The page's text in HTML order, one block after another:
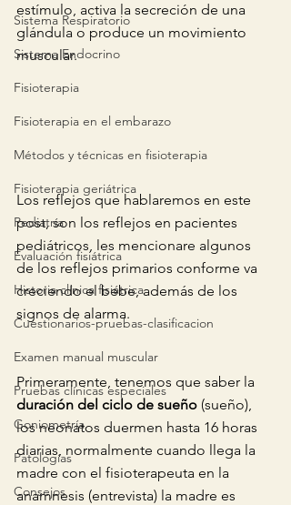
Sistema Respiratorio
Sistema Endocrino
Fisioterapia
Fisioterapia en el embarazo
Métodos y técnicas en fisioterapia
Fisioterapia geriátrica
Pediatría
Evaluación fisiátrica
Historia clínica fisiátrica
Cuestionarios-pruebas-clasificacion
Examen manual muscular
Pruebas clínicas especiales
Goniometría
Patologías
Consejos
estímulo, activa la secreción de una
glándula o produce un movimiento
muscular.
Los reflejos que hablaremos en este
post, son los reflejos en pacientes
pediátricos, les mencionare algunos
de los reflejos primarios conforme va
creciendo el bebe, además de los
signos de alarma.
Primeramente, tenemos que saber la
duración del ciclo de sueño (sueño),
los neonatos duermen hasta 16 horas
diarias, normalmente cuando llega la
madre con el fisioterapeuta en la
anamnesis (entrevista) la madre es